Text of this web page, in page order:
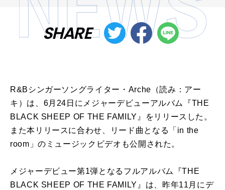
SHARE
R&Bシンガーソングライター・Arche（読み：アー
キ）は、6月24日にメジャーデビューアルバム『THE
BLACK SHEEP OF THE FAMILY』をリリースした。
また本リリースに合わせ、リード曲となる「in the
room」のミュージックビデオも公開された。
メジャーデビュー第1弾となるフルアルバム『THE
BLACK SHEEP OF THE FAMILY』は、昨年11月にデ